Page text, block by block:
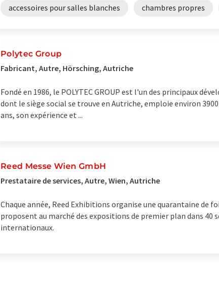
accessoires pour salles blanches chambres propres
Polytec Group
Fabricant, Autre, Hörsching, Autriche
Fondé en 1986, le POLYTEC GROUP est l'un des principaux
dont le siège social se trouve en Autriche, emploie environ
ans, son expérience et ...
Reed Messe Wien GmbH
Prestataire de services, Autre, Wien, Autriche
Chaque année, Reed Exhibitions organise une quarantaine de
proposent au marché des expositions de premier plan dans
internationaux.